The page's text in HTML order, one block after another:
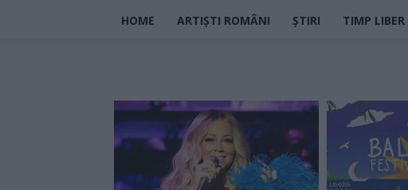
HOME ARTIȘTI ROMÂNI ȘTIRI TIMP LIBER